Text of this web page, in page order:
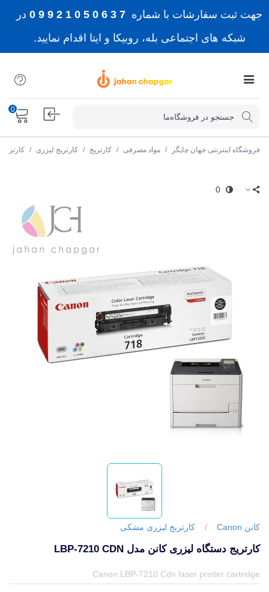
جهت ثبت سفارشات با شماره 7 3 6 0 5 0 1 2 9 9 0
در
شبکه های اجتماعی بله، روبیکا و ایتا اقدام نمایید.
0
فروشگاه اینترنتی جهان چاپگر / مواد مصرفی / کارتریج / کارتریج لیزری /
0
کانن Canon / کارتریج لیزری مشکی
کارتریج دستگاه لیزری کانن مدل LBP-7210 CDN
Canon LBP-7210 Cdn laser printer cartridge